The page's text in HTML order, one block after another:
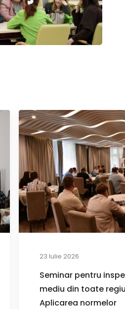
23 Iulie 2026
Seminar pentru
mediu din toate
Aplicarea normelor